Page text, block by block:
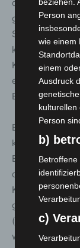
durch
gepflanzt, um
Straßen zu
Kühlfunktion
erfüllen
Baumscheiben
Ein wichtiges
Bauen. Bei
dass wichtige
grünen Inseln
(sogenannte
wie die
beziehen.
Person
wie einem
einem
Ausdruck
kulturellen
Person
b)
c)